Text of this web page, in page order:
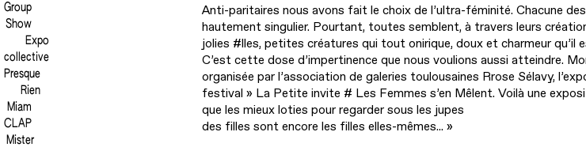
Group
Show
Expo
collective
Presque
Rien
Miam
CLAP
Mister
Anti-paritaires nous avons fait le choix de l’ultra-féminité. Chacune
hautement singulier. Pourtant, toutes semblent, à travers leurs
jolies #lles, petites créatures qui tout onirique, doux et charmeur qu’il
C’est cette dose d’impertinence que nous voulions aussi atteindre.
organisée par l’association de galeries toulousaines Rrose Sélavy,
festival » La Petite invite # Les Femmes s’en Mêlent. Voilà une
que les mieux loties pour regarder sous les jupes
des filles sont encore les filles elles-mêmes... »